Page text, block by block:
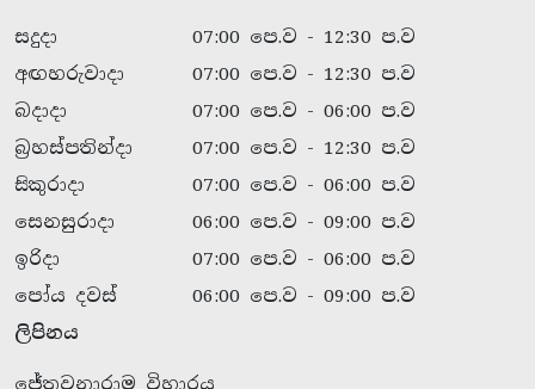
සදුදා
07:00 පෙ.ව - 12:30 ප.ව
අඟහරුවාදා
07:00 පෙ.ව - 12:30 ප.ව
බදාදා
07:00 පෙ.ව - 06:00 ප.ව
බ්‍රහස්පතින්දා
07:00 පෙ.ව - 12:30 ප.ව
සිකුරාදා
07:00 පෙ.ව - 06:00 ප.ව
සෙනසුරාදා
06:00 පෙ.ව - 09:00 ප.ව
ඉරිදා
07:00 පෙ.ව - 06:00 ප.ව
පෝය දවස්
06:00 පෙ.ව - 09:00 ප.ව
ලිපිනය
ජේතවනාරාම විහාරය